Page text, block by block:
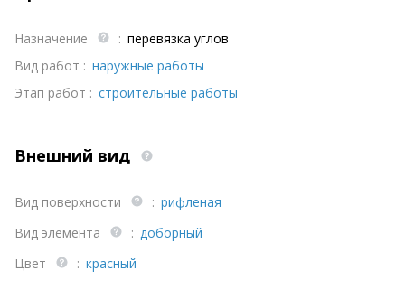
Назначение : перевязка углов
Вид работ : наружные работы
Этап работ : строительные работы
Внешний вид
Вид поверхности : рифленая
Вид элемента
: доборный
Цвет
: красный